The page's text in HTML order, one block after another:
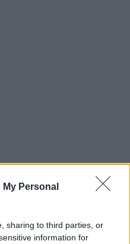
Personal
sharing to third parties, or
information for